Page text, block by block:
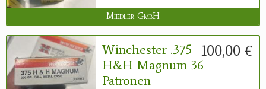
Miedler GmbH
100,00 €
Winchester .375
H&H Magnum 36
Patronen